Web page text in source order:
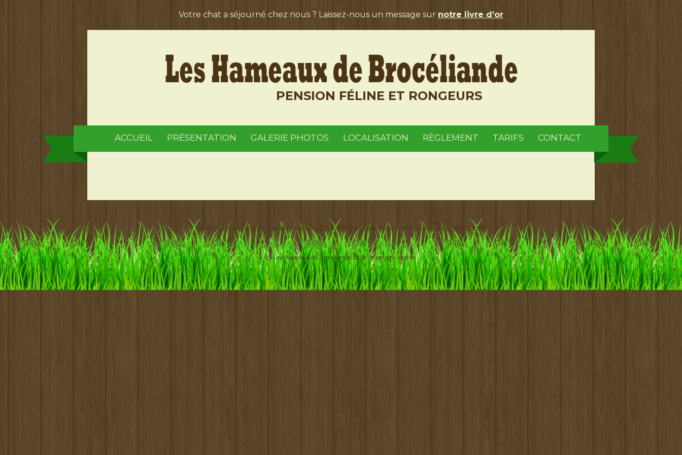
Votre chat a séjourné chez nous ? Laissez-nous un message sur notre livre d’or
PENSION FÉLINE ET RONGEURS
ACCUEIL PRÉSENTATION GALERIE PHOTOS LOCALISATION RÈGLEMENT TARIFS CONTACT
Etablissement agréé par la Direction Départementale de la Protection des Populations
Présentation Galerie photos Localisation Règlement Tarifs Contact
@ Les Hameaux de Brocéliande 2026 -Mentions légales